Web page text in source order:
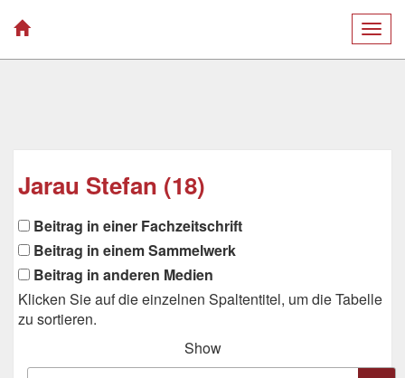
Jarau Stefan (18)
Beitrag in einer Fachzeitschrift
Beitrag in einem Sammelwerk
Beitrag in anderen Medien
Klicken Sie auf die einzelnen Spaltentitel, um die Tabelle
zu sortieren.
Show